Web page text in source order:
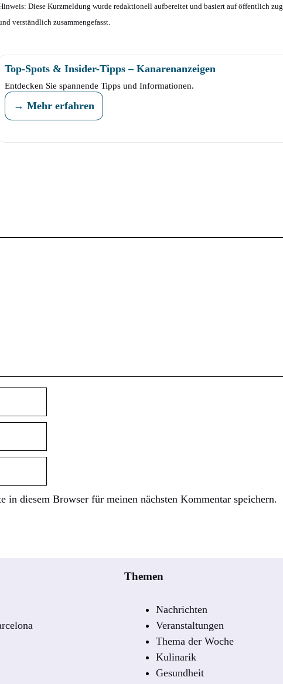
Diese Kurzmeldung wurde redaktionell aufbereitet und basiert auf öffentlich
verständlich zusammengefasst.
Top-Spots & Insider-Tipps – Kanarenanzeigen
Entdecken Sie spannende Tipps und Informationen.
→ Mehr erfahren
in diesem Browser für meinen nächsten Kommentar speichern.
Themen
Nachrichten
Veranstaltungen
Thema der Woche
Kulinarik
Gesundheit